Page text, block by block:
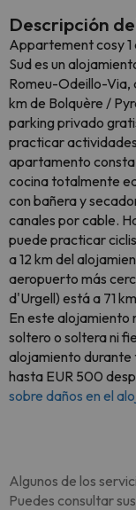
Descripción
Appartement cosy
Sud es un
Romeu-Odeillo-Via,
km de Bolquère /
parking privado
practicar
apartamento consta
cocina totalmente
con bañera y
canales por cable.
puede practicar
a 12 km del
aeropuerto más
d'Urgell) está a 71
En este alojamiento
soltero o soltera ni
alojamiento durante
hasta EUR 500
sobre daños en el
Algunos de los
Puedes consultar